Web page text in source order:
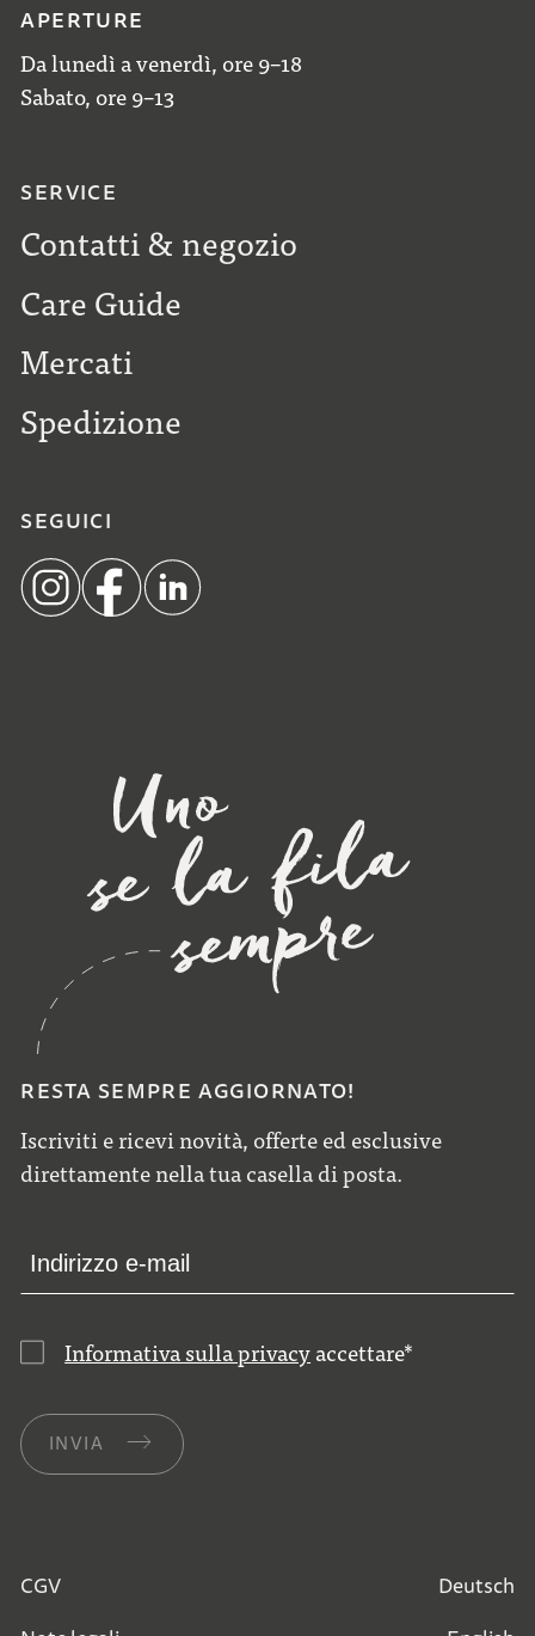
RESTA SEMPRE AGGIORNATO!
Iscriviti e ricevi novità, offerte ed esclusive
direttamente nella tua casella di posta.
Informativa sulla privacy accettare*
INVIA
APERTURE
Da lunedì a venerdì, ore 9–18
Sabato, ore 9–13
SERVICE
Contatti & negozio
Care Guide
Mercati
Spedizione
SEGUICI
CGV
Deutsch